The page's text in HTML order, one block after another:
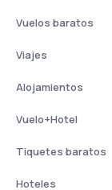
Vuelos baratos
Viajes
Alojamientos
Vuelo+Hotel
Tiquetes baratos
Hoteles